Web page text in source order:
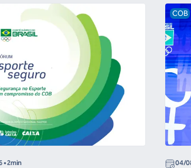
• 2min
COB
04/